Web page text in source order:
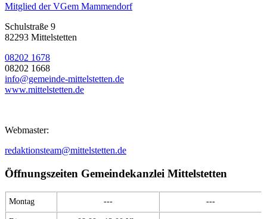
Mitglied der VGem Mammendorf
Schulstraße 9
82293 Mittelstetten
08202 1678
08202 1668
info@gemeinde-mittelstetten.de
www.mittelstetten.de
Webmaster:
redaktionsteam@mittelstetten.de
Öffnungszeiten Gemeindekanzlei Mittelstetten
Montag --- ---